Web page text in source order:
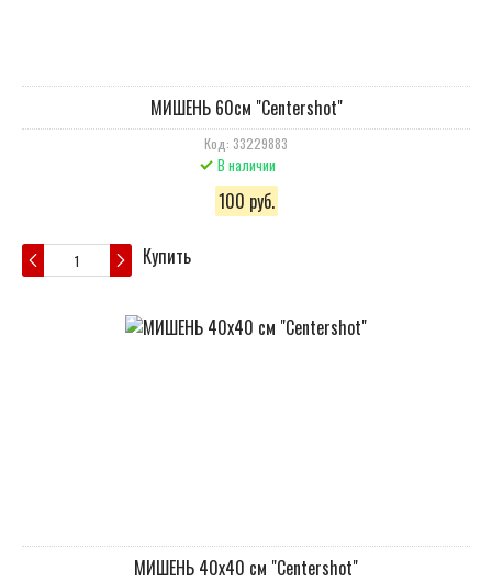
МИШЕНЬ 60cм "Сentershot"
Код: 33229883
В наличии
100 руб.
Купить
МИШЕНЬ 40х40 cм "Сentershot"